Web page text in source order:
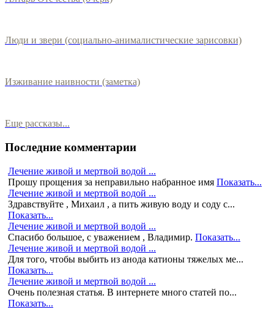
Люди и звери (социально-анималистические зарисовки)
Изживание наивности (заметка)
Еще рассказы...
Последние комментарии
Лечение живой и мертвой водой ...
Прошу прощения за неправильно набранное имя Показать...
Лечение живой и мертвой водой ...
Здравствуйте , Михаил , а пить живую воду и соду с...
Показать...
Лечение живой и мертвой водой ...
Спасибо большое, с уважением , Владимир. Показать...
Лечение живой и мертвой водой ...
Для того, чтобы выбить из анода катионы тяжелых ме...
Показать...
Лечение живой и мертвой водой ...
Очень полезная статья. В интернете много статей по...
Показать...